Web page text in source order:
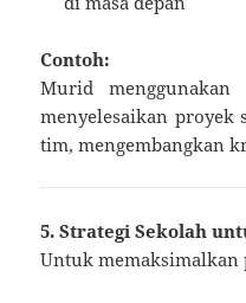
Contoh:
Murid
menyelesaikan proyek
tim, mengembangkan
5. Strategi Sekolah
Untuk memaksimalkan